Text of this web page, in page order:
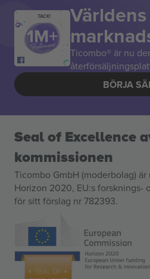
TACK! Världens
Ticombo® är nu
BÖRJA
Seal of Excellence
kommissionen
Ticombo GmbH (moderbolag)
Horizon 2020, EU:s forsknings-
för sitt förslag nr 782393.